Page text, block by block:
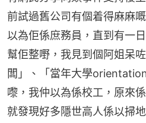
前試過舊公司有個着得麻麻
以為佢係庶務員，直到有一
幫佢整嘢，我見到個阿姐呆
闆」、「當年大學
嚟，我仲以為係校工，原來
就發現好多隱世高人係以掃